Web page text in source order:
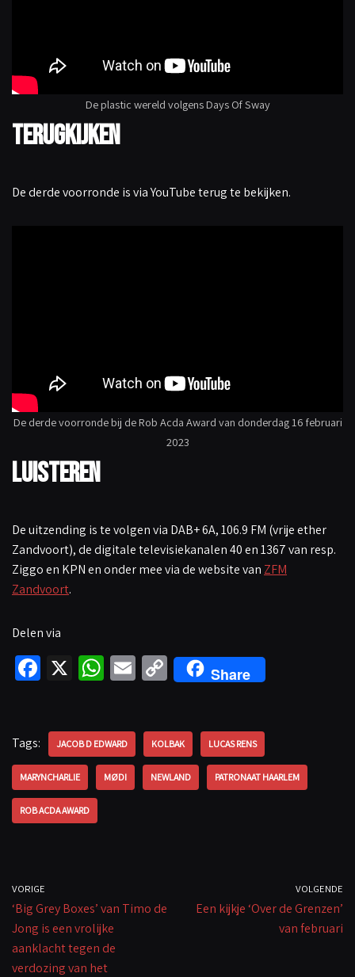
De plastic wereld volgens Days Of Sway
Terugkijken
De derde voorronde is via YouTube terug te bekijken.
De derde voorronde bij de Rob Acda Award van donderdag 16 februari
2023
Luisteren
De uitzending is te volgen via DAB+ 6A, 106.9 FM (vrije ether
Zandvoort), de digitale televisiekanalen 40 en 1367 van resp.
Ziggo en KPN en onder mee via de website van ZFM
Zandvoort.
Delen via
Fa
o
o
k
X W
sA
p
p
E C
o
y
Li
n
Share
Tags: JACOB D EDWARD KOLBAK LUCAS RENS
MARYNCHARLIE MØDI NEWLAND PATRONAAT HAARLEM
ROB ACDA AWARD
VORIGE
‘Big Grey Boxes’ van Timo de
Jong is een vrolijke
aanklacht tegen de
verdozing van het
VOLGENDE
Een kijkje ‘Over de Grenzen’
van februari